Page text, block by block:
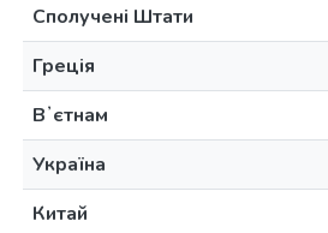
Сполучені Штати
Греція
Вʼєтнам
Україна
Китай